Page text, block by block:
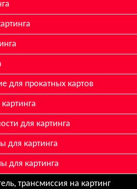
для прокатных картов
для картинга
для картинга
для картинга
трансмиссия на картинг